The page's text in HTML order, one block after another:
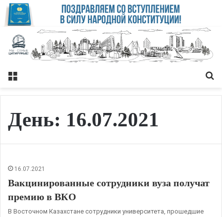
Меню
День: 16.07.2021
16.07.2021
Вакцинированные сотрудники вуза получат
премию в ВКО
В Восточном Казахстане сотрудники университета, прошедшие